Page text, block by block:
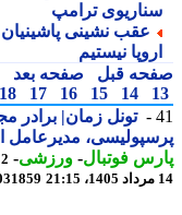
ترامپ
عقب نشینی پاشینیان
نیستیم
قبل صفحه بعد 1
14
15
16
17
18
19
تونل زمان| برادر
مدیرعامل
فوتبال-ورزشی-
2
82031859